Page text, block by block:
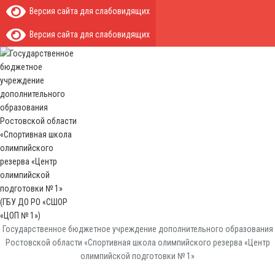
Версия сайта для слабовидящих
Версия сайта для слабовидящих
Государственное бюджетное учреждение дополнительного образования
Ростовской области «Спортивная школа олимпийского резерва «Центр
олимпийской подготовки № 1»